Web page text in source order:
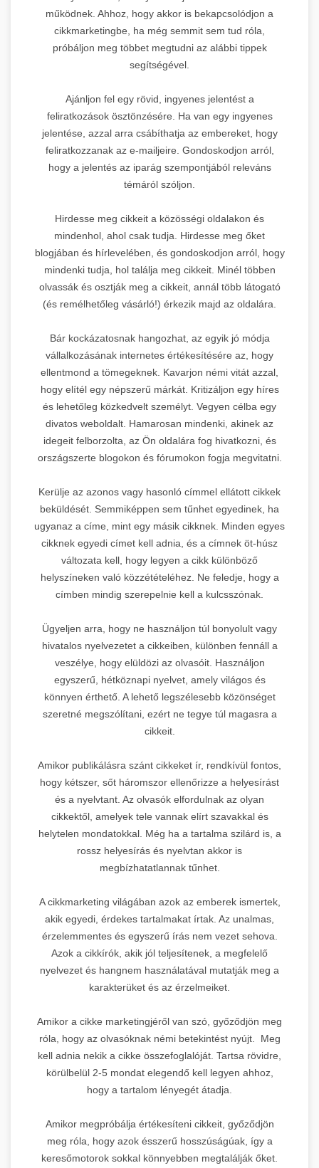
működnek. Ahhoz, hogy akkor is bekapcsolódjon a
cikkmarketingbe, ha még semmit sem tud róla,
próbáljon meg többet megtudni az alábbi tippek
segítségével.
Ajánljon fel egy rövid, ingyenes jelentést a
feliratkozások ösztönzésére. Ha van egy ingyenes
jelentése, azzal arra csábíthatja az embereket, hogy
feliratkozzanak az e-mailjeire. Gondoskodjon arról,
hogy a jelentés az iparág szempontjából releváns
témáról szóljon.
Hirdesse meg cikkeit a közösségi oldalakon és
mindenhol, ahol csak tudja. Hirdesse meg őket
blogjában és hírlevelében, és gondoskodjon arról, hogy
mindenki tudja, hol találja meg cikkeit. Minél többen
olvassák és osztják meg a cikkeit, annál több látogató
(és remélhetőleg vásárló!) érkezik majd az oldalára.
Bár kockázatosnak hangozhat, az egyik jó módja
vállalkozásának internetes értékesítésére az, hogy
ellentmond a tömegeknek. Kavarjon némi vitát azzal,
hogy elítél egy népszerű márkát. Kritizáljon egy híres
és lehetőleg közkedvelt személyt. Vegyen célba egy
divatos weboldalt. Hamarosan mindenki, akinek az
idegeit felborzolta, az Ön oldalára fog hivatkozni, és
országszerte blogokon és fórumokon fogja megvitatni.
Kerülje az azonos vagy hasonló címmel ellátott cikkek
beküldését. Semmiképpen sem tűnhet egyedinek, ha
ugyanaz a címe, mint egy másik cikknek. Minden egyes
cikknek egyedi címet kell adnia, és a címnek öt-húsz
változata kell, hogy legyen a cikk különböző
helyszíneken való közzétételéhez. Ne feledje, hogy a
címben mindig szerepelnie kell a kulcsszónak.
Ügyeljen arra, hogy ne használjon túl bonyolult vagy
hivatalos nyelvezetet a cikkeiben, különben fennáll a
veszélye, hogy elüldözi az olvasóit. Használjon
egyszerű, hétköznapi nyelvet, amely világos és
könnyen érthető. A lehető legszélesebb közönséget
szeretné megszólítani, ezért ne tegye túl magasra a
cikkeit.
Amikor publikálásra szánt cikkeket ír, rendkívül fontos,
hogy kétszer, sőt háromszor ellenőrizze a helyesírást
és a nyelvtant. Az olvasók elfordulnak az olyan
cikkektől, amelyek tele vannak elírt szavakkal és
helytelen mondatokkal. Még ha a tartalma szilárd is, a
rossz helyesírás és nyelvtan akkor is
megbízhatatlannak tűnhet.
A cikkmarketing világában azok az emberek ismertek,
akik egyedi, érdekes tartalmakat írtak. Az unalmas,
érzelemmentes és egyszerű írás nem vezet sehova.
Azok a cikkírók, akik jól teljesítenek, a megfelelő
nyelvezet és hangnem használatával mutatják meg a
karakterüket és az érzelmeiket.
Amikor a cikke marketingjéről van szó, győződjön meg
róla, hogy az olvasóknak némi betekintést nyújt. Meg
kell adnia nekik a cikke összefoglalóját. Tartsa rövidre,
körülbelül 2-5 mondat elegendő kell legyen ahhoz,
hogy a tartalom lényegét átadja.
Amikor megpróbálja értékesíteni cikkeit, győződjön
meg róla, hogy azok ésszerű hosszúságúak, így a
keresőmotorok sokkal könnyebben megtalálják őket.